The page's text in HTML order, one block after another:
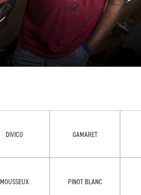
DIVICO GAMARET
MOUSSEUX PINOT BLANC